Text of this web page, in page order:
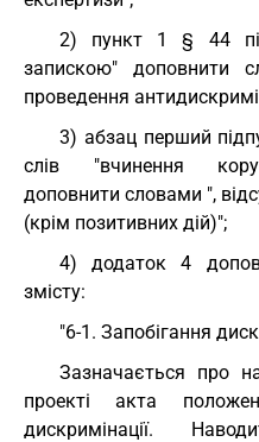
2) пункт 1 § 44
запискою" доповнити
проведення
3) абзац перший
слів "вчинення
доповнити словами ",
(крім позитивних дій)";
4) додаток 4
змісту:
"6-1. Запобігання
Зазначається про
проекті акта
дискримінації.